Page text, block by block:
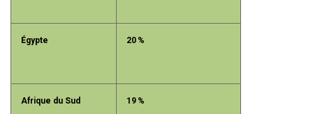
Égypte 20 %
Afrique du Sud 19 %